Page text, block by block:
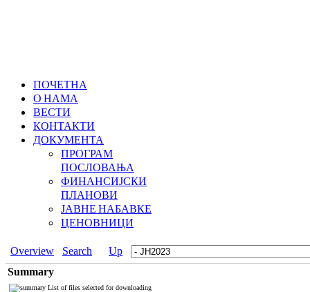
ПОЧЕТНА
О НАМА
ВЕСТИ
КОНТАКТИ
ДОКУМЕНТА
ПРОГРАМ
ПОСЛОВАЊА
ФИНАНСИЈСКИ
ПЛАНОВИ
ЈАВНЕ НАБАВКЕ
ЦЕНОВНИЦИ
Overview Search
Up
Summary
List of files selected for downloading